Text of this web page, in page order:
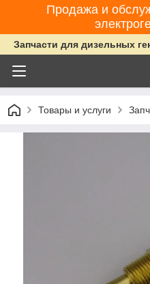
Продажа и
Запчасти для дизельных
Товары и услуги